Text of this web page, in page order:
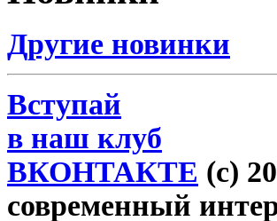
Другие новинки
Вступай
в наш клуб
ВКОНТАКТЕ (c)
современный